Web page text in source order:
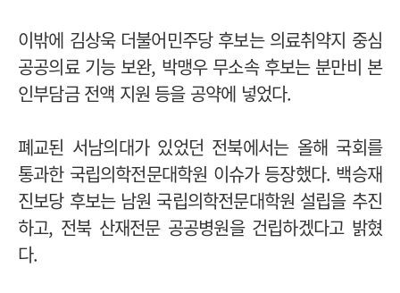
이밖에 김상욱 더불어민주당 후보는 의료취약지 중심
공공의료 기능 보완, 박맹우 무소속 후보는 분만비 본
인부담금 전액 지원 등을 공약에 넣었다.
폐교된 서남의대가 있었던 전북에서는 올해 국회를
통과한 국립의학전문대학원 이슈가 등장했다. 백승재
진보당 후보는 남원 국립의학전문대학원 설립을 추진
하고, 전북 산재전문 공공병원을 건립하겠다고 밝혔
다.